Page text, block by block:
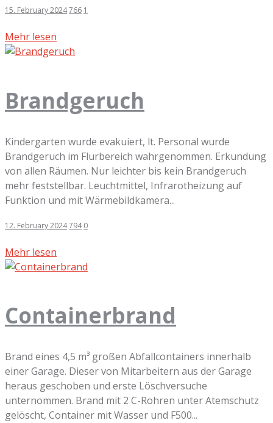
15. February 2024766 1
Mehr lesen
Brandgeruch
Kindergarten wurde evakuiert, lt. Personal wurde
Brandgeruch im Flurbereich wahrgenommen. Erkundung
von allen Räumen. Nur leichter bis kein Brandgeruch
mehr feststellbar. Leuchtmittel, Infrarotheizung auf
Funktion und mit Wärmebildkamera...
12. February 2024794 0
Mehr lesen
Containerbrand
Brand eines 4,5 m³ großen Abfallcontainers innerhalb
einer Garage. Dieser von Mitarbeitern aus der Garage
heraus geschoben und erste Löschversuche
unternommen. Brand mit 2 C-Rohren unter Atemschutz
gelöscht, Container mit Wasser und F500...